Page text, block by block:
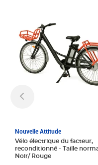
Nouvelle Attitude
Vélo électrique du facteur,
reconditionné - Taille normale -
Noir/ Rouge